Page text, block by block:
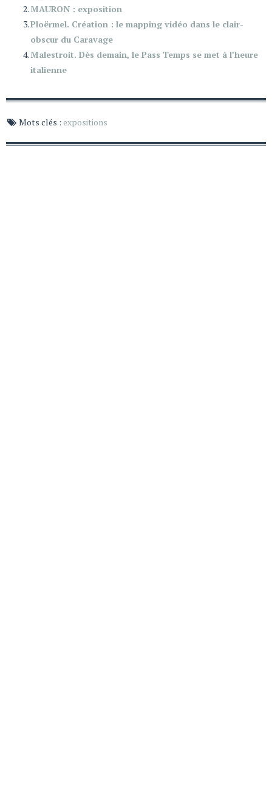
MAURON : exposition
Ploërmel. Création : le mapping vidéo dans le clair-
obscur du Caravage
Malestroit. Dès demain, le Pass Temps se met à l’heure
italienne
Mots clés : expositions